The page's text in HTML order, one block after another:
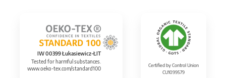
IW 00399 Łukasiewicz-ŁIT
Tested for harmful substances.
www.oeko-tex.com/standard100
Certified by Control Union
CU1099579